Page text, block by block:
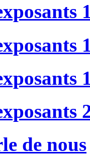
de nous